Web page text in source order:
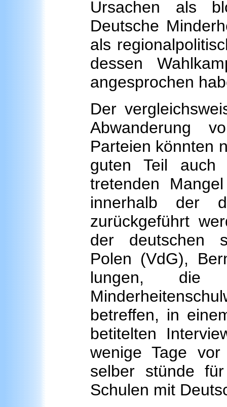
Ursachen als
Deutsche
als
dessen
angesprochen
Der
Abwanderung
Parteien könnten
guten Teil auch
tretenden
innerhalb der
zurückgeführt
der deutschen
Polen (VdG),
lungen, die
betreffen, in
betitelten
wenige Tage
selber stünde
Schulen mit